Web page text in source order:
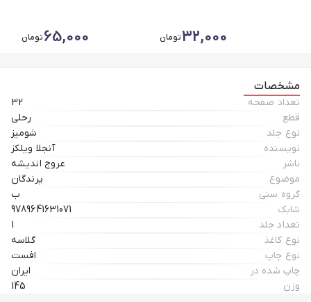
32,000تومان 65,000تومان
مشخصات
تعداد صفحه
32
قطع
رحلی
نوع جلد
شومیز
نویسنده
آنجلا ویلکز
ناشر
عروج اندیشه
موضوع
پرندگان
گروه سنی
ب
شابک
9789641631071
تعداد جلد
1
نوع کاغذ
گلاسه
نوع چاپ
افست
چاپ شده در
ایران
وزن
145